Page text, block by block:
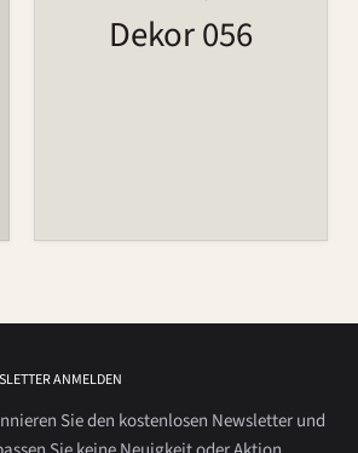
Dekor 056
ANMELDEN
Sie den kostenlosen Newsletter und